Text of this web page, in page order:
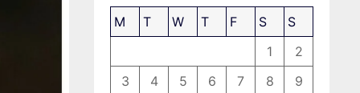
M T W T F S
S
1
2
3
4 5 6 7 8
9